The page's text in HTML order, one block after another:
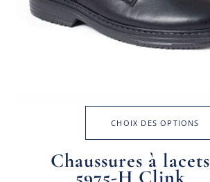
CHOIX DES OPTIONS
Chaussures à lacets
5975-H Clink